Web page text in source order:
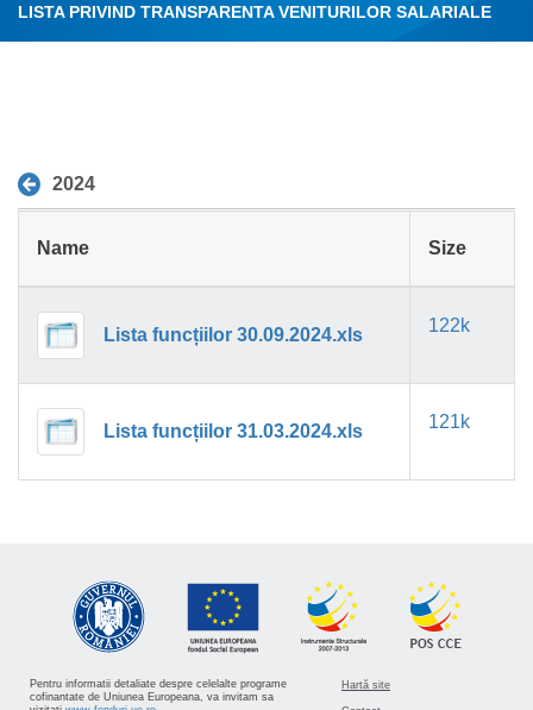
LISTA PRIVIND TRANSPARENTA VENITURILOR SALARIALE
2024
Name Size
Lista funcțiilor 30.09.2024.xls 122k
Lista funcțiilor 31.03.2024.xls 121k
Pentru informatii detaliate despre celelalte programe
cofinantate de Uniunea Europeana, va invitam sa
Hartă site